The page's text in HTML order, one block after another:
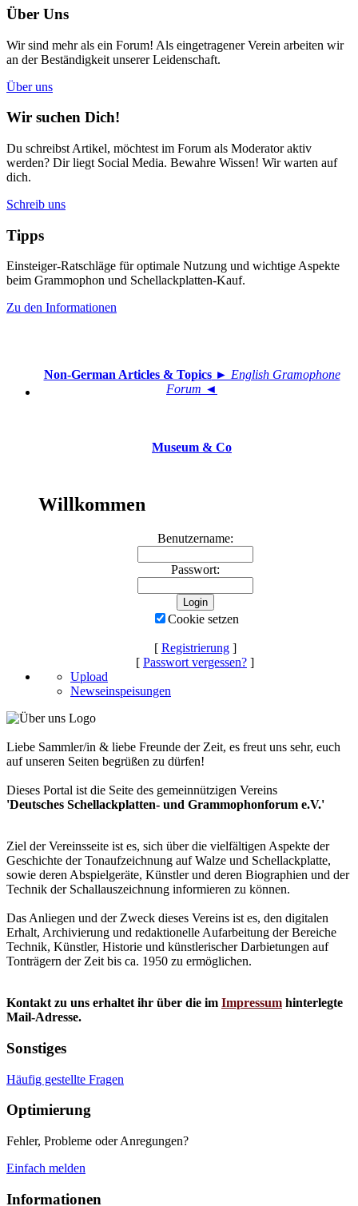
Über Uns
Wir sind mehr als ein Forum! Als eingetragener Verein arbeiten wir
an der Beständigkeit unserer Leidenschaft.
Über uns
Wir suchen Dich!
Du schreibst Artikel, möchtest im Forum als Moderator aktiv
werden? Dir liegt Social Media. Bewahre Wissen! Wir warten auf
dich.
Schreib uns
Tipps
Einsteiger-Ratschläge für optimale Nutzung und wichtige Aspekte
beim Grammophon und Schellackplatten-Kauf.
Zu den Informationen
Non-German Articles & Topics► English Gramophone
Forum ◄
Museum & Co
Willkommen
Benutzername:
Passwort:
Cookie setzen
[ Registrierung]
[ Passwort vergessen? ]
Upload
Newseinspeisungen
Liebe Sammler/in & liebe Freunde der Zeit, es freut uns sehr, euch
auf unseren Seiten begrüßen zu dürfen!
Dieses Portal ist die Seite des gemeinnützigen Vereins
'Deutsches Schellackplatten- und Grammophonforum e.V.'
Ziel der Vereinsseite ist es, sich über die vielfältigen Aspekte der
Geschichte der Tonaufzeichnung auf Walze und Schellackplatte,
sowie deren Abspielgeräte, Künstler und deren Biographien und der
Technik der Schallauszeichnung informieren zu können.
Das Anliegen und der Zweck dieses Vereins ist es, den digitalen
Erhalt, Archivierung und redaktionelle Aufarbeitung der Bereiche
Technik, Künstler, Historie und künstlerischer Darbietungen auf
Tonträgern der Zeit bis ca. 1950 zu ermöglichen.
Kontakt zu uns erhaltet ihr über die im Impressum hinterlegte
Mail-Adresse.
Sonstiges
Häufig gestellte Fragen
Optimierung
Fehler, Probleme oder Anregungen?
Einfach melden
Informationen